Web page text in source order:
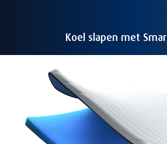
Koel slapen met